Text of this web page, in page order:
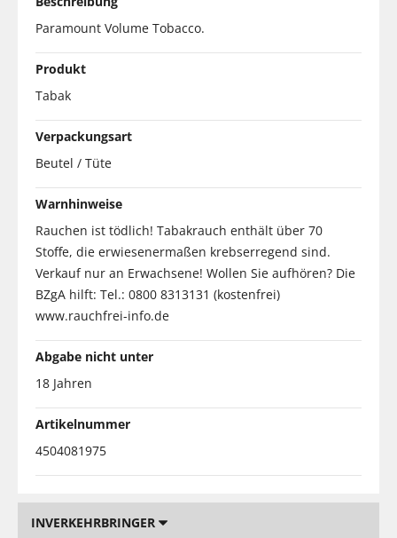
Paramount Volume Tobacco.
Produkt
Tabak
Verpackungsart
Beutel / Tüte
Warnhinweise
Rauchen ist tödlich! Tabakrauch enthält über 70
Stoffe, die erwiesenermaßen krebserregend sind.
Verkauf nur an Erwachsene! Wollen Sie aufhören? Die
BZgA hilft: Tel.: 0800 8313131 (kostenfrei)
www.rauchfrei-info.de
Abgabe nicht unter
18 Jahren
Artikelnummer
4504081975
INVERKEHRBRINGER